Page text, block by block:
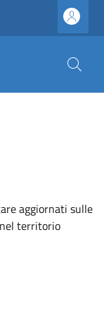
aggiornati sulle
territorio